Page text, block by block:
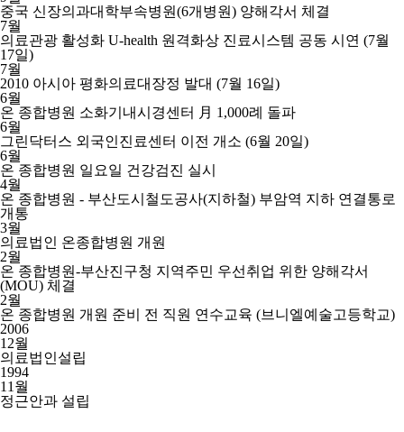
중국 신장의과대학부속병원(6개병원) 양해각서 체결
7월
의료관광 활성화 U-health 원격화상 진료시스템 공동 시연 (7월
17일)
7월
2010 아시아 평화의료대장정 발대 (7월 16일)
6월
온 종합병원 소화기내시경센터 月 1,000례 돌파
6월
그린닥터스 외국인진료센터 이전 개소 (6월 20일)
6월
온 종합병원 일요일 건강검진 실시
4월
온 종합병원 - 부산도시철도공사(지하철) 부암역 지하 연결통로
개통
3월
의료법인 온종합병원 개원
2월
온 종합병원-부산진구청 지역주민 우선취업 위한 양해각서
(MOU) 체결
2월
온 종합병원 개원 준비 전 직원 연수교육 (브니엘예술고등학교)
2006
12월
의료법인설립
1994
11월
정근안과 설립